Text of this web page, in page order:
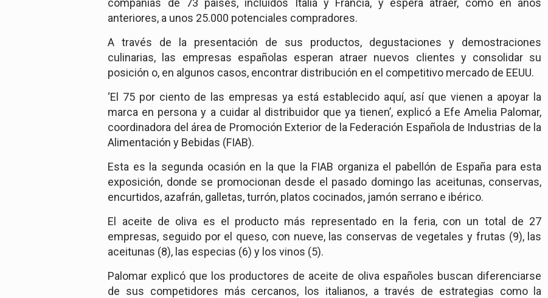
compañías de 73 países, incluidos Italia y Francia, y espera atraer, como en años
anteriores, a unos 25.000 potenciales compradores.
A través de la presentación de sus productos, degustaciones y demostraciones
culinarias, las empresas españolas esperan atraer nuevos clientes y consolidar su
posición o, en algunos casos, encontrar distribución en el competitivo mercado de EEUU.
‘El 75 por ciento de las empresas ya está establecido aquí, así que vienen a apoyar la
marca en persona y a cuidar al distribuidor que ya tienen’, explicó a Efe Amelia Palomar,
coordinadora del área de Promoción Exterior de la Federación Española de Industrias de la
Alimentación y Bebidas (FIAB).
Esta es la segunda ocasión en la que la FIAB organiza el pabellón de España para esta
exposición, donde se promocionan desde el pasado domingo las aceitunas, conservas,
encurtidos, azafrán, galletas, turrón, platos cocinados, jamón serrano e ibérico.
El aceite de oliva es el producto más representado en la feria, con un total de 27
empresas, seguido por el queso, con nueve, las conservas de vegetales y frutas (9), las
aceitunas (8), las especias (6) y los vinos (5).
Palomar explicó que los productores de aceite de oliva españoles buscan diferenciarse
de sus competidores más cercanos, los italianos, a través de estrategias como la